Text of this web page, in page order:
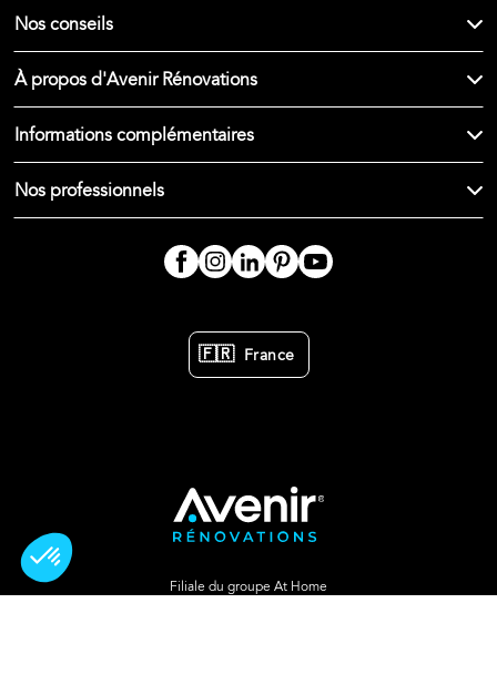
Nos conseils
À propos d'Avenir Rénovations
Informations complémentaires
Nos professionnels
🇫🇷 France
Filiale du groupe At Home